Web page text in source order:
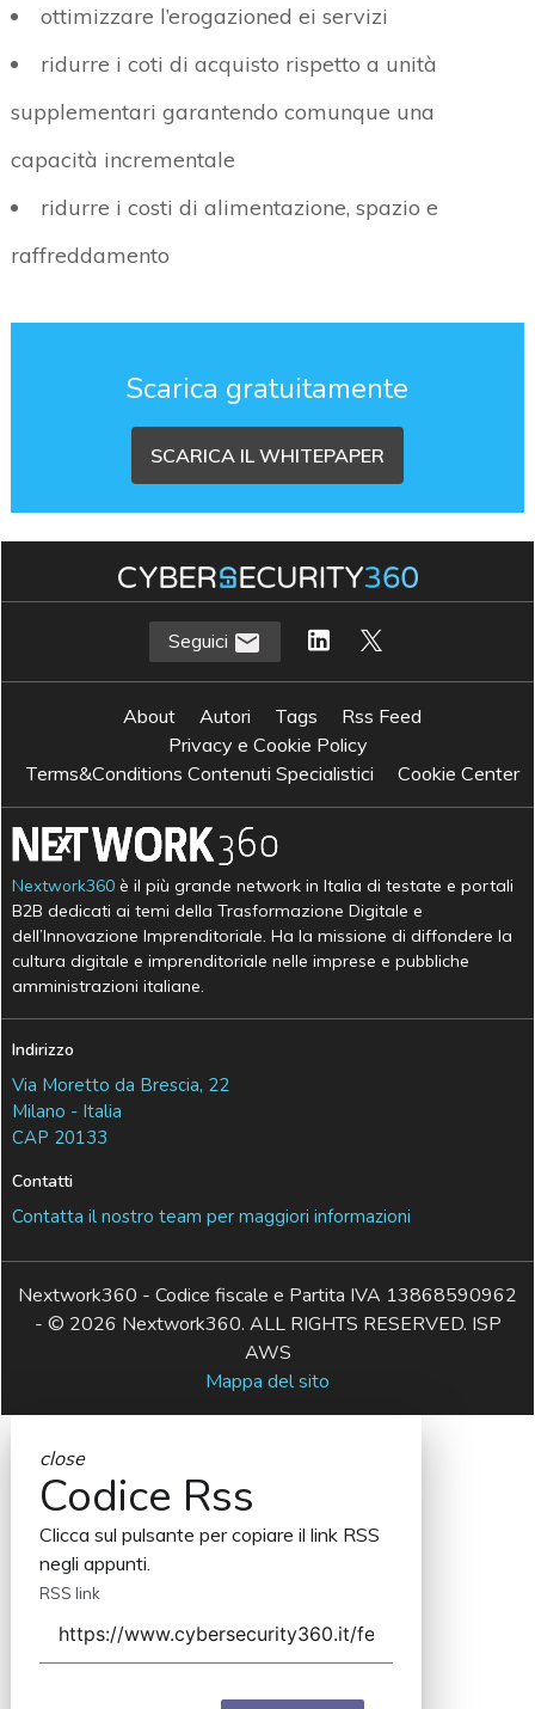
ottimizzare l’erogazioned ei servizi
ridurre i coti di acquisto rispetto a unità
supplementari garantendo comunque una
capacità incrementale
ridurre i costi di alimentazione, spazio e
raffreddamento
Scarica gratuitamente
SCARICA IL WHITEPAPER
Seguici
About Autori Tags
Rss Feed
Privacy e Cookie Policy
Terms&Conditions Contenuti Specialistici
Cookie Center
Nextwork360 è il più grande network in Italia di testate e portali
B2B dedicati ai temi della Trasformazione Digitale e
dell’Innovazione Imprenditoriale. Ha la missione di diffondere la
cultura digitale e imprenditoriale nelle imprese e pubbliche
amministrazioni italiane.
Indirizzo
Via Moretto da Brescia, 22
Milano - Italia
CAP 20133
Contatti
Contatta il nostro team per maggiori informazioni
Nextwork360 - Codice fiscale e Partita IVA 13868590962
- © 2026 Nextwork360. ALL RIGHTS RESERVED. ISP
AWS
Mappa del sito
close
Codice Rss
Clicca sul pulsante per copiare il link RSS
negli appunti.
RSS link